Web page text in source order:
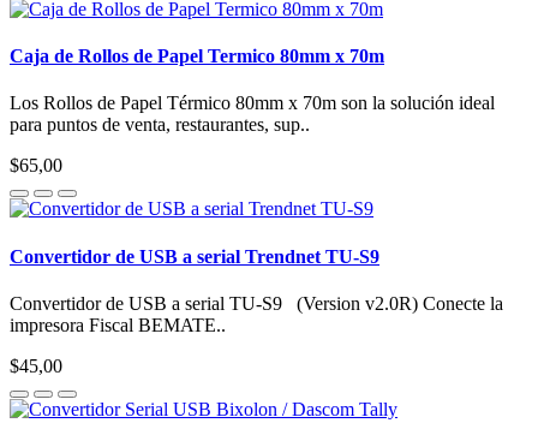
Caja de Rollos de Papel Termico 80mm x 70m
Los Rollos de Papel Térmico 80mm x 70m son la solución ideal
para puntos de venta, restaurantes, sup..
$65,00
Convertidor de USB a serial Trendnet TU-S9
Convertidor de USB a serial TU-S9 (Version v2.0R) Conecte la
impresora Fiscal BEMATE..
$45,00